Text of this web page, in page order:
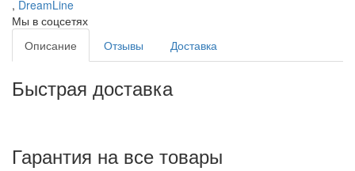
, DreamLine
Мы в соцсетях
Описание
Отзывы Доставка
Быстрая доставка
Гарантия на все товары